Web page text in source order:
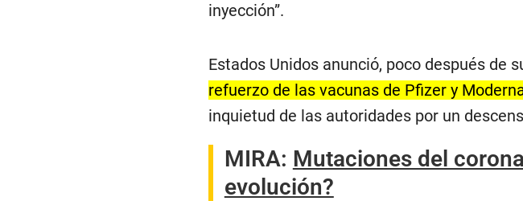
inyección”.
Estados Unidos anunció, poco después de
refuerzo de las vacunas de Pfizer y
inquietud de las autoridades por un
MIRA: Mutaciones del
evolución?